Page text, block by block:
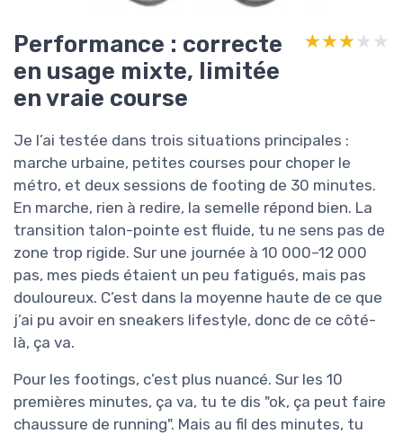
Performance : correcte
en usage mixte, limitée
en vraie course
★★★★★
★★★★★
Je l’ai testée dans trois situations principales :
marche urbaine, petites courses pour choper le
métro, et deux sessions de footing de 30 minutes.
En marche, rien à redire, la semelle répond bien. La
transition talon-pointe est fluide, tu ne sens pas de
zone trop rigide. Sur une journée à 10 000–12 000
pas, mes pieds étaient un peu fatigués, mais pas
douloureux. C’est dans la moyenne haute de ce que
j’ai pu avoir en sneakers lifestyle, donc de ce côté-
là, ça va.
Pour les footings, c’est plus nuancé. Sur les 10
premières minutes, ça va, tu te dis "ok, ça peut faire
chaussure de running". Mais au fil des minutes, tu